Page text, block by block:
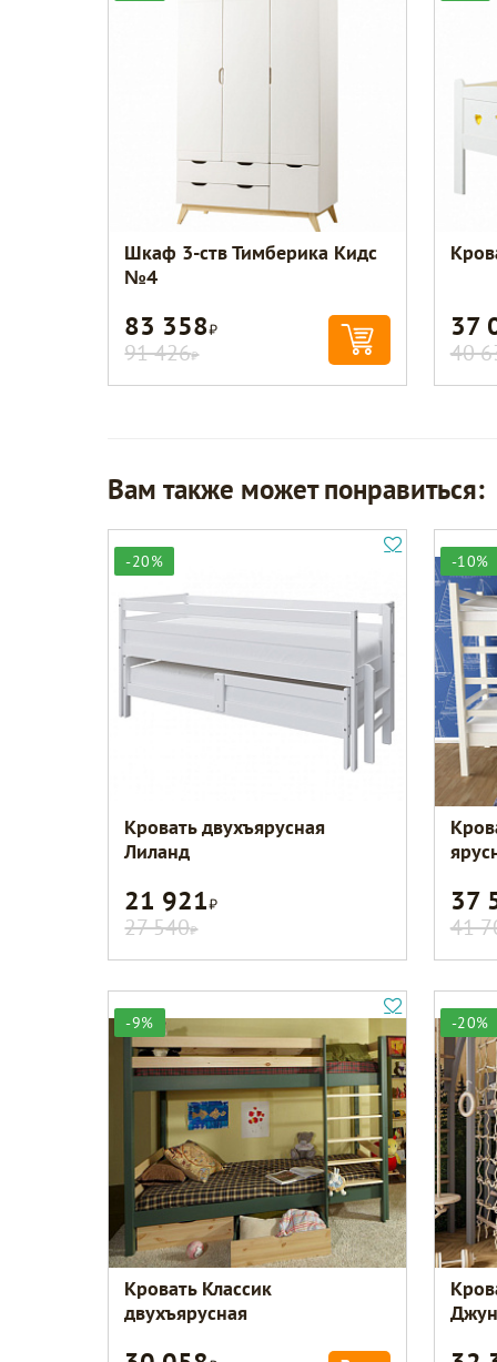
Шкаф 3-ств Тимберика Кидс
№4
83 358Р
91 426Р
37
40
Вам также может понравиться:
-20%
Кровать двухъярусная
Лиланд
21 921Р
27 540Р
-10%
37
41
-9%
Кровать Классик
двухъярусная
-20%